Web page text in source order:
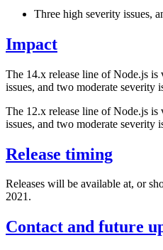
Three high severity issues,
Impact
The 14.x release line of Node.js
issues, and two moderate severity
The 12.x release line of Node.js
issues, and two moderate severity
Release timing
Releases will be available at, or
2021.
Contact and future